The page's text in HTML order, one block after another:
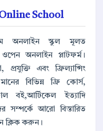
School
অনলাইন স্কুল মূলত
ওপেন অনলাইন প্লাটফর্ম।
এবং ফ্রিল্যান্সিং
বিভিন্ন ফ্রি কোর্স,
বই,আর্টিকেল ইত্যাদি
সম্পর্কে আরো বিস্তারিত
ক্লিক করুন।